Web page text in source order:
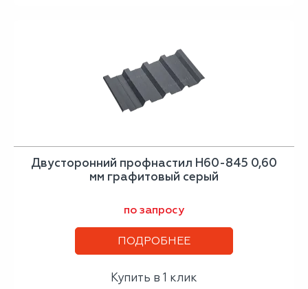
Двусторонний профнастил Н60-845 0,60
мм графитовый серый
по запросу
ПОДРОБНЕЕ
Купить в 1 клик